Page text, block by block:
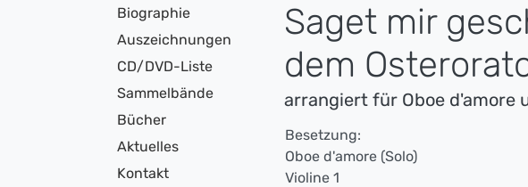
Biographie
Auszeichnungen
CD/DVD-Liste
Sammelbände
Bücher
Aktuelles
Kontakt
Saget mir
dem
arrangiert für Oboe d'amore
Besetzung:
Oboe d'amore (Solo)
Violine 1